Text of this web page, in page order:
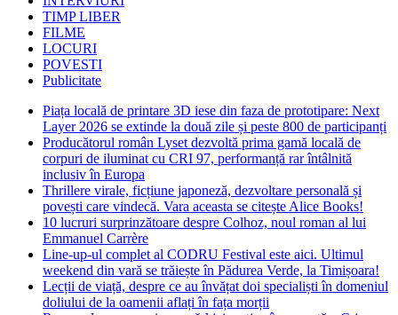
TIMP LIBER
FILME
LOCURI
POVESTI
Publicitate
Piața locală de printare 3D iese din faza de prototipare: Next
Layer 2026 se extinde la două zile și peste 800 de participanți
Producătorul român Lyset dezvoltă prima gamă locală de
corpuri de iluminat cu CRI 97, performanță rar întâlnită
inclusiv în Europa
Thrillere virale, ficțiune japoneză, dezvoltare personală și
povești care vindecă. Vara aceasta se citește Alice Books!
10 lucruri surprinzătoare despre Colhoz, noul roman al lui
Emmanuel Carrère
Line-up-ul complet al CODRU Festival este aici. Ultimul
weekend din vară se trăiește în Pădurea Verde, la Timișoara!
Lecții de viață, despre ce au învățat doi specialiști în domeniul
doliului de la oamenii aflați în fața morții